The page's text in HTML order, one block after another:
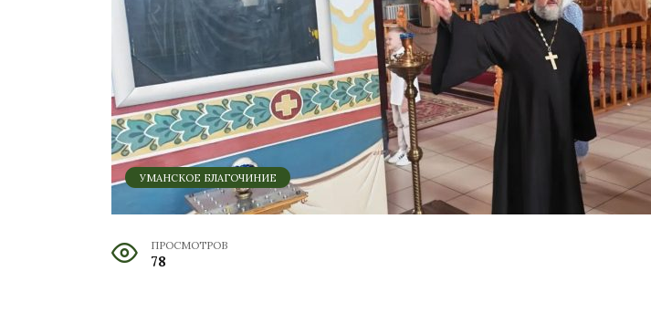
УМАНСКОЕ БЛАГОЧИНИЕ
ПРОСМОТРОВ
78